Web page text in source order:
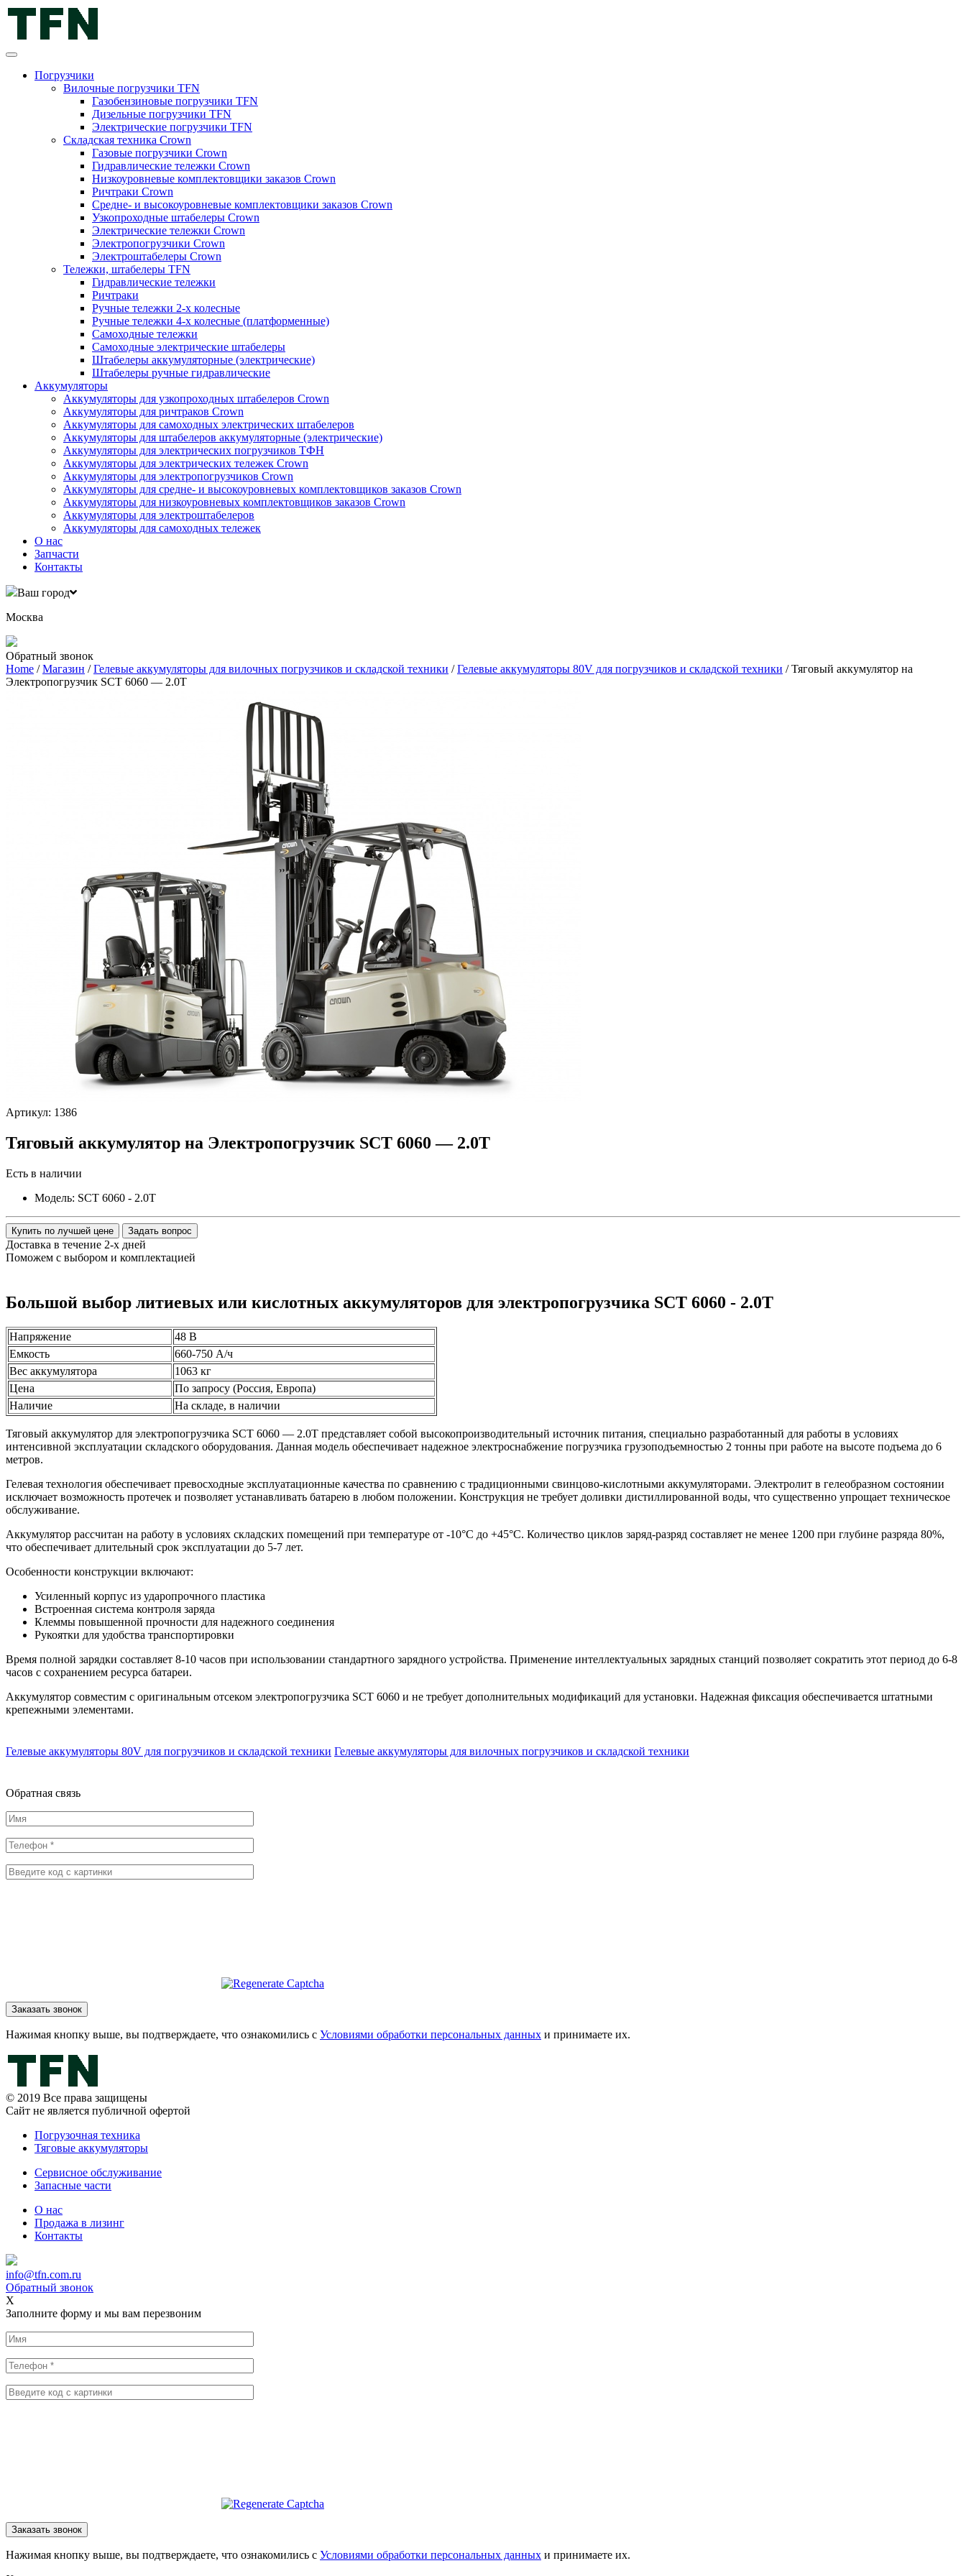
Погрузчики
Вилочные погрузчики TFN
Газобензиновые погрузчики TFN
Дизельные погрузчики TFN
Электрические погрузчики TFN
Складская техника Crown
Газовые погрузчики Crown
Гидравлические тележки Crown
Низкоуровневые комплектовщики заказов Crown
Ричтраки Crown
Средне- и высокоуровневые комплектовщики заказов Crown
Узкопроходные штабелеры Crown
Электрические тележки Crown
Электропогрузчики Crown
Электроштабелеры Crown
Тележки, штабелеры TFN
Гидравлические тележки
Ричтраки
Ручные тележки 2-х колесные
Ручные тележки 4-х колесные (платформенные)
Самоходные тележки
Самоходные электрические штабелеры
Штабелеры аккумуляторные (электрические)
Штабелеры ручные гидравлические
Аккумуляторы
Аккумуляторы для узкопроходных штабелеров Crown
Аккумуляторы для ричтраков Crown
Аккумуляторы для самоходных электрических штабелеров
Аккумуляторы для штабелеров аккумуляторные (электрические)
Аккумуляторы для электрических погрузчиков ТФН
Аккумуляторы для электрических тележек Crown
Аккумуляторы для электропогрузчиков Crown
Аккумуляторы для средне- и высокоуровневых комплектовщиков заказов Crown
Аккумуляторы для низкоуровневых комплектовщиков заказов Crown
Аккумуляторы для электроштабелеров
Аккумуляторы для самоходных тележек
О нас
Запчасти
Контакты
Ваш город
Москва
Обратный звонок
Home /Магазин /Гелевые аккумуляторы для вилочных погрузчиков и складской техники /Гелевые аккумуляторы 80V для погрузчиков и складской техники / Тяговый аккумулятор на
Электропогрузчик SCT 6060 — 2.0Т
Артикул: 1386
Тяговый аккумулятор на Электропогрузчик SCT 6060 — 2.0Т
Есть в наличии
Модель: SCT 6060 - 2.0Т
Купить по лучшей цене Задать вопрос
Доставка в течение 2-х дней
Поможем с выбором и комплектацией
Большой выбор литиевых или кислотных аккумуляторов для электропогрузчика SCT 6060 - 2.0Т
Напряжение
48 В
Емкость
660-750 А/ч
Вес аккумулятора
1063 кг
Цена
По запросу (Россия, Европа)
Наличие
На складе, в наличии
Тяговый аккумулятор для электропогрузчика SCT 6060 — 2.0Т представляет собой высокопроизводительный источник питания, специально разработанный для работы в условиях
интенсивной эксплуатации складского оборудования. Данная модель обеспечивает надежное электроснабжение погрузчика грузоподъемностью 2 тонны при работе на высоте подъема до 6
метров.
Гелевая технология обеспечивает превосходные эксплуатационные качества по сравнению с традиционными свинцово-кислотными аккумуляторами. Электролит в гелеобразном состоянии
исключает возможность протечек и позволяет устанавливать батарею в любом положении. Конструкция не требует доливки дистиллированной воды, что существенно упрощает техническое
обслуживание.
Аккумулятор рассчитан на работу в условиях складских помещений при температуре от -10°C до +45°C. Количество циклов заряд-разряд составляет не менее 1200 при глубине разряда 80%,
что обеспечивает длительный срок эксплуатации до 5-7 лет.
Особенности конструкции включают:
Усиленный корпус из ударопрочного пластика
Встроенная система контроля заряда
Клеммы повышенной прочности для надежного соединения
Рукоятки для удобства транспортировки
Время полной зарядки составляет 8-10 часов при использовании стандартного зарядного устройства. Применение интеллектуальных зарядных станций позволяет сократить этот период до 6-8
часов с сохранением ресурса батареи.
Аккумулятор совместим с оригинальным отсеком электропогрузчика SCT 6060 и не требует дополнительных модификаций для установки. Надежная фиксация обеспечивается штатными
крепежными элементами.
Гелевые аккумуляторы 80V для погрузчиков и складской техники Гелевые аккумуляторы для вилочных погрузчиков и складской техники
Обратная связь
Нажимая кнопку выше, вы подтверждаете, что ознакомились с Условиями обработки персональных данных и принимаете их.
© 2019 Все права защищены
Сайт не является публичной офертой
Погрузочная техника
Тяговые аккумуляторы
Сервисное обслуживание
Запасные части
О нас
Продажа в лизинг
Контакты
info@tfn.com.ru
Обратный звонок
X
Заполните форму и мы вам перезвоним
Нажимая кнопку выше, вы подтверждаете, что ознакомились с Условиями обработки персональных данных и принимаете их.